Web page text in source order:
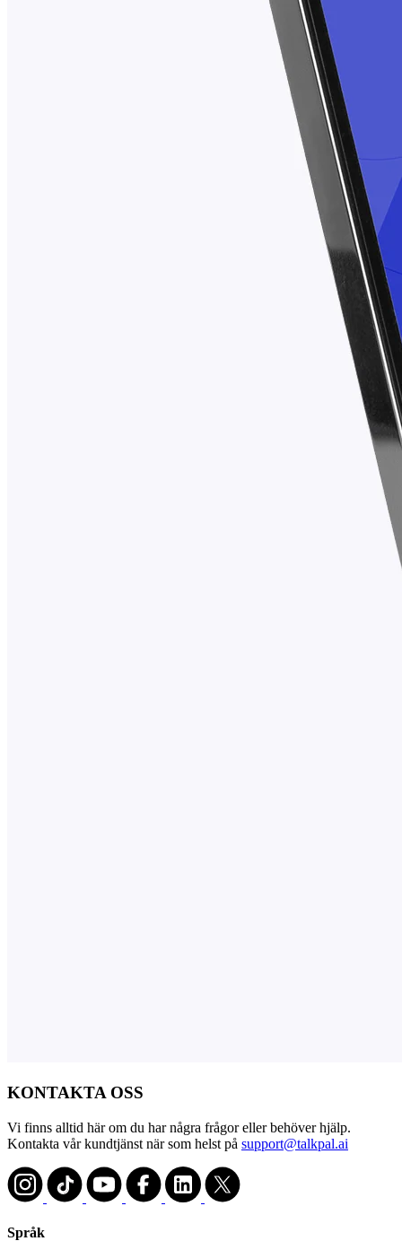
KONTAKTA OSS
Vi finns alltid här om du har några frågor eller behöver hjälp.
Kontakta vår kundtjänst när som helst på support@talkpal.ai
Språk